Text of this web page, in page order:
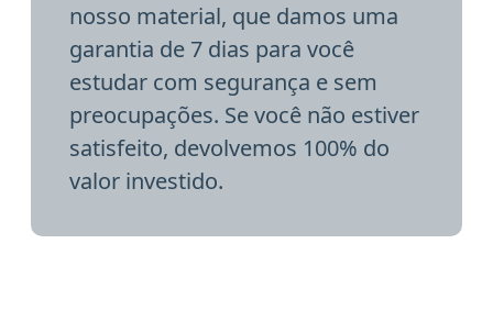
nosso material, que damos uma
garantia de 7 dias para você
estudar com segurança e sem
preocupações. Se você não estiver
satisfeito, devolvemos 100% do
valor investido.